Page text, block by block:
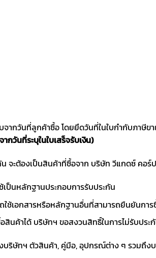
จากวันที่ลูกค้าซื้อ โดยยึดวันที่ในใบกำกับภาษีข
กวันที่ระบุในใบเสร็จรับเงิน)
จะต้องเป็นสินค้าที่ซื้อจาก บริษัท วีแกดซ์ คอร์
เป็นหลักฐานประกอบการรับประกัน
ช้เอกสารหรือหลักฐานอื่นที่สามารถยืนยันกา
นค้าได้ บริษัทฯ ขอสงวนสิทธิ์ในการไม่รับประ
บริษัทฯ ตัวสินค้า, คู่มือ, อุปกรณ์ต่าง ๆ รวม